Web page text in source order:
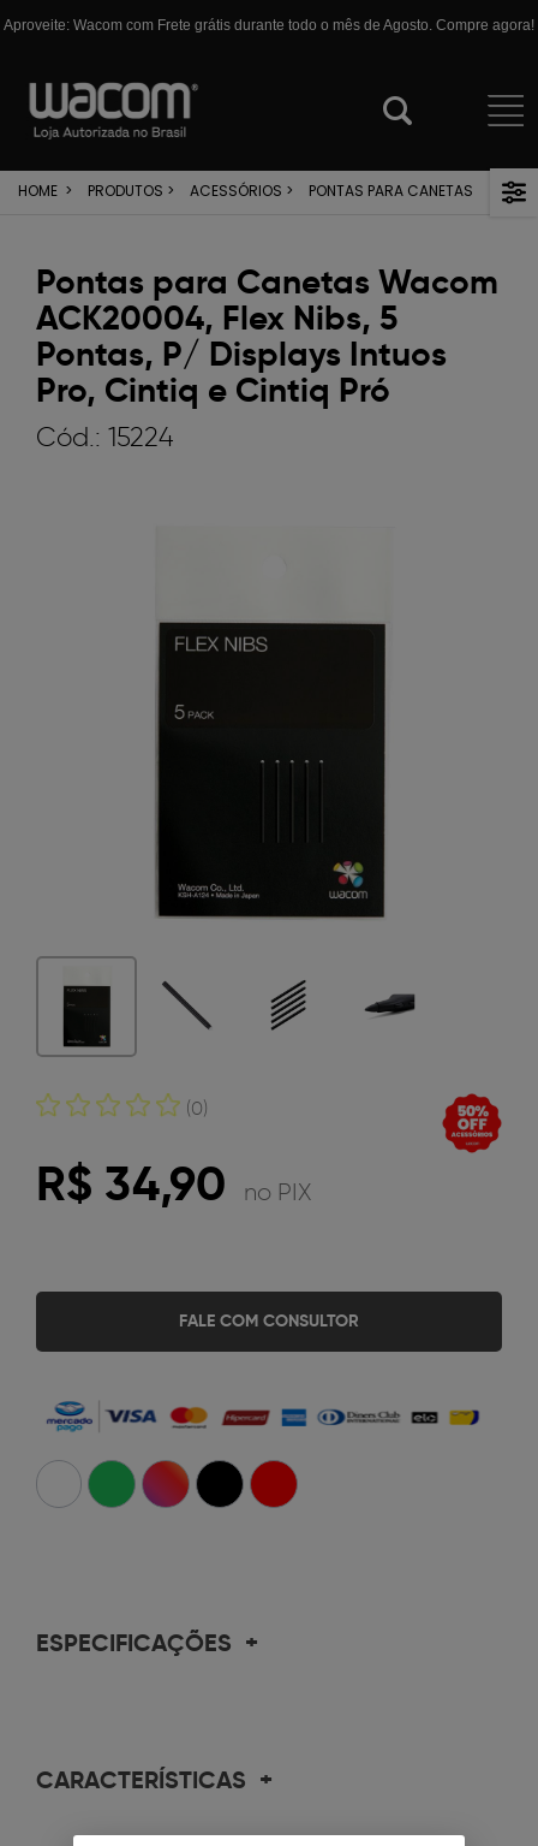
Aproveite: Wacom com Frete grátis durante todo o mês de Agosto. Compre agora!
HOME > PRODUTOS > ACESSÓRIOS > PONTAS PARA CANETAS
Pontas para Canetas Wacom
ACK20004, Flex Nibs, 5
Pontas, P/ Displays Intuos
Pro, Cintiq e Cintiq Pró
Cód.: 15224
(0)
R$ 34,90 no PIX
FALE COM CONSULTOR
ESPECIFICAÇÕES +
CARACTERÍSTICAS +